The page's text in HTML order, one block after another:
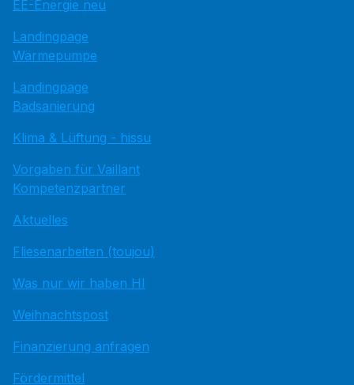
EE-Energie neu
Landingpage
Wärmepumpe
Landingpage
Badsanierung
Klima & Lüftung - hissu
Vorgaben für Vaillant
Kompetenzpartner
Aktuelles
Fliesenarbeiten (toujou)
Was nur wir haben HI
Weihnachtspost
Finanzierung anfragen
Fördermittel